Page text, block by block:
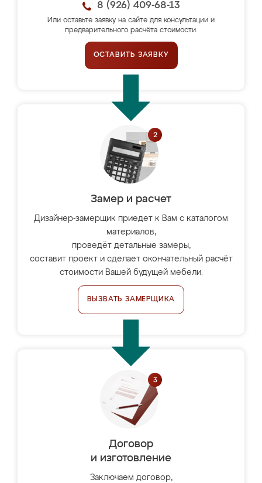
8 (926) 409-68-13
Или оставьте заявку на сайте для консультации и
предварительного расчёта стоимости.
ОСТАВИТЬ ЗАЯВКУ
Замер и расчет
Дизайнер-замерщик приедет к Вам с каталогом
материалов,
проведёт детальные замеры,
составит проект и сделает окончательный расчёт
стоимости Вашей будущей мебели.
ВЫЗВАТЬ ЗАМЕРЩИКА
Договор
и изготовление
Заключаем договор,